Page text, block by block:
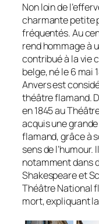
Non loin de
charmante petite
fréquentés. Au
rend hommage à
contribué à la vie
belge, né le 6 mai
Anvers est
théâtre flamand.
en 1845 au
acquis une
flamand, grâce à
sens de l’humour.
notamment dans
Shakespeare et
Théâtre National
mort, expliquant